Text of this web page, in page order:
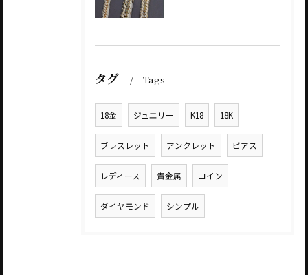
タグ Tags
18金 ジュエリー K18 18K
ブレスレット アンクレット ピアス
レディース 貴金属 コイン
ダイヤモンド シンプル